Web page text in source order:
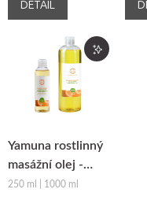
DETAIL
Yamuna rostlinný
masážní olej -
Pomeranč-
250 ml | 1000 ml